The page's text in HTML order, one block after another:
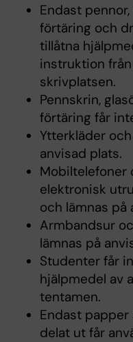
Endast
förtäring och
tillåtna
instruktion
skrivplatsen.
Pennskrin,
förtäring får
Ytterkläder
anvisad plats.
Mobiltelefoner
elektronisk
och lämnas på
Armbandsur
lämnas på
Studenter får
hjälpmedel av
tentamen.
Endast
delat ut får